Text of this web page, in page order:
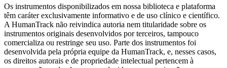
Os instrumentos disponibilizados em nossa biblioteca e plataforma
têm caráter exclusivamente informativo e de uso clínico e científico.
A HumanTrack não reivindica autoria nem titularidade sobre os
instrumentos originais desenvolvidos por terceiros, tampouco
comercializa ou restringe seu uso. Parte dos instrumentos foi
desenvolvida pela própria equipe da HumanTrack, e, nesses casos,
os direitos autorais e de propriedade intelectual pertencem à